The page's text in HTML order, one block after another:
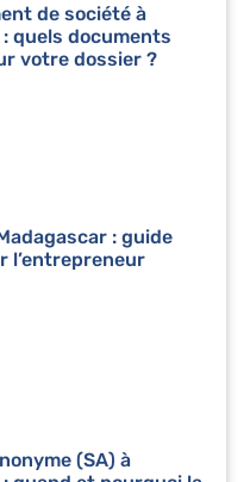
de société à
quels documents
votre dossier ?
: guide
l’entrepreneur
(SA) à